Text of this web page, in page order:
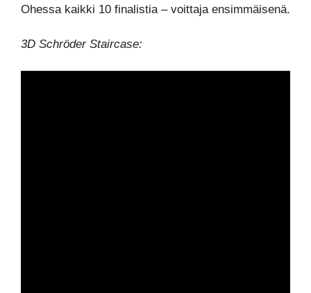
Ohessa kaikki 10 finalistia – voittaja ensimmäisenä.
3D Schröder Staircase: